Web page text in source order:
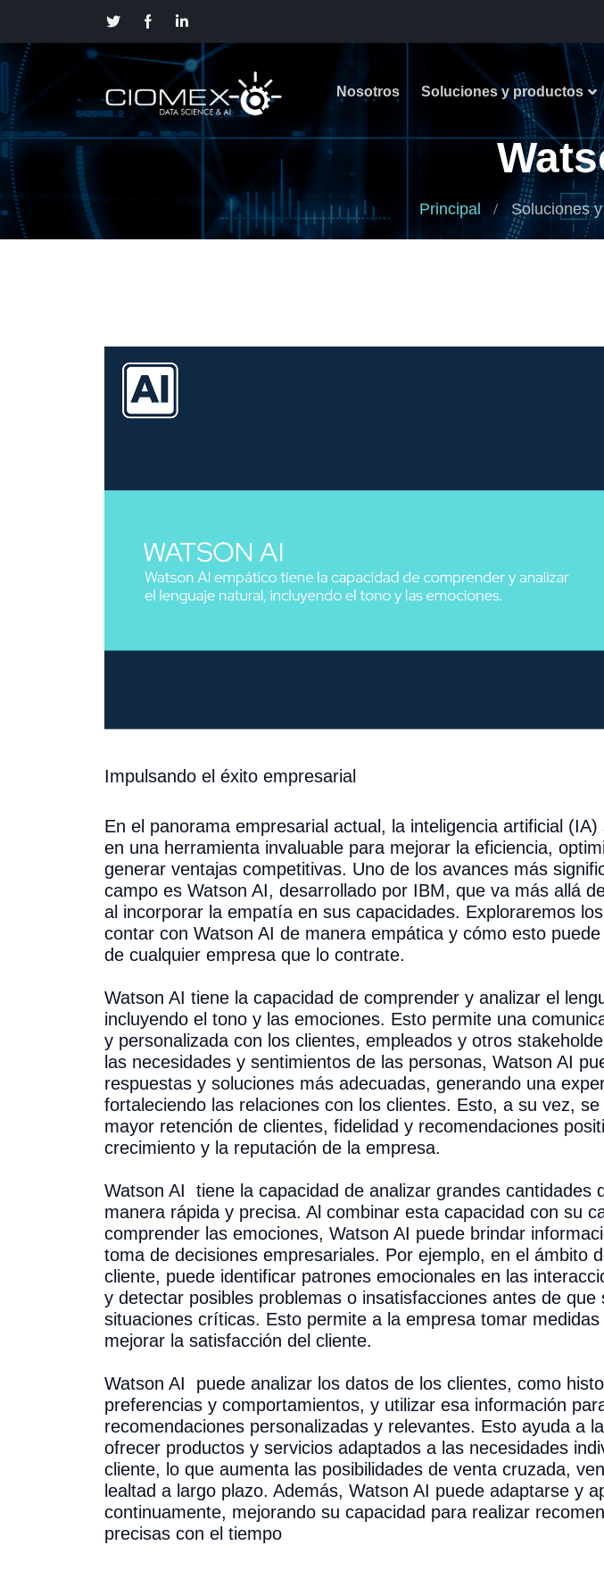
Nosotros Soluciones y productos
Principal Soluciones
Impulsando el éxito empresarial
En el panorama empresarial actual, la inteligencia artificial
en una herramienta invaluable para mejorar la eficiencia,
generar ventajas competitivas. Uno de los avances más
campo es Watson AI, desarrollado por IBM, que va más allá
al incorporar la empatía en sus capacidades. Exploraremos
contar con Watson AI de manera empática y cómo esto
de cualquier empresa que lo contrate.
Watson AI tiene la capacidad de comprender y analizar el
incluyendo el tono y las emociones. Esto permite una
y personalizada con los clientes, empleados y otros
las necesidades y sentimientos de las personas, Watson AI
respuestas y soluciones más adecuadas, generando una
fortaleciendo las relaciones con los clientes. Esto, a su vez,
mayor retención de clientes, fidelidad y recomendaciones
crecimiento y la reputación de la empresa.
Watson AI tiene la capacidad de analizar grandes cantidades
manera rápida y precisa. Al combinar esta capacidad con su
comprender las emociones, Watson AI puede brindar
toma de decisiones empresariales. Por ejemplo, en el ámbito
cliente, puede identificar patrones emocionales en las
y detectar posibles problemas o insatisfacciones antes de que
situaciones críticas. Esto permite a la empresa tomar
mejorar la satisfacción del cliente.
Watson AI puede analizar los datos de los clientes, como
preferencias y comportamientos, y utilizar esa información
recomendaciones personalizadas y relevantes. Esto ayuda a
ofrecer productos y servicios adaptados a las necesidades
cliente, lo que aumenta las posibilidades de venta cruzada,
lealtad a largo plazo. Además, Watson AI puede adaptarse y
continuamente, mejorando su capacidad para realizar
precisas con el tiempo